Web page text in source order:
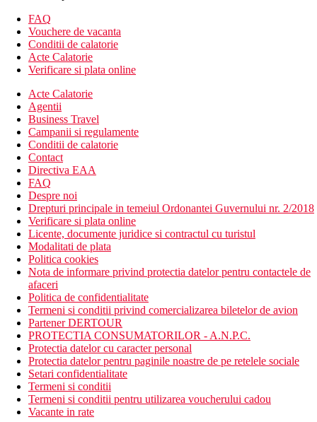
aer conditionat centralizat
TV/sat.
telefon
minibar
seif contra cost
Divertisment
Programe de animatie si discoteca in hotel.
Mese
All inclusive
Mic dejun, pranz si cina tip bufet
Gustare
Gustare de dupa-amiaza (si pe plaja)
Cafea de dupa-amiaza, ceai, desert si inghetata
Bauturi locale alcoolice si nealcoolice la robinet (10:00
a.m.-11:00 p.m.)
Plajă
Plaja cu nisip si pietricele la aproximativ 450 m
Sezlonguri si umbrele gratuite
Bar
Dus
Transfer gratuit hotel la plaja
Oferta sportivă
Gratuit: teren de tenis (iluminat contra cost), baschet, volei
pe plaja, tenis de masa, darts.
FAQ
Vouchere de vacanta
Conditii de calatorie
Acte Calatorie
Verificare si plata online
Acte Calatorie
Agentii
Business Travel
Campanii si regulamente
Conditii de calatorie
Contact
Directiva EAA
FAQ
Despre noi
Drepturi principale in temeiul Ordonantei Guvernului nr. 2/2018
Verificare si plata online
Licente, documente juridice si contractul cu turistul
Modalitati de plata
Politica cookies
Nota de informare privind protectia datelor pentru contactele de
afaceri
Politica de confidentialitate
Termeni si conditii privind comercializarea biletelor de avion
Partener DERTOUR
PROTECTIA CONSUMATORILOR - A.N.P.C.
Protectia datelor cu caracter personal
Protectia datelor pentru paginile noastre de pe retelele sociale
Setari confidentialitate
Termeni si conditii
Termeni si conditii pentru utilizarea voucherului cadou
Vacante in rate